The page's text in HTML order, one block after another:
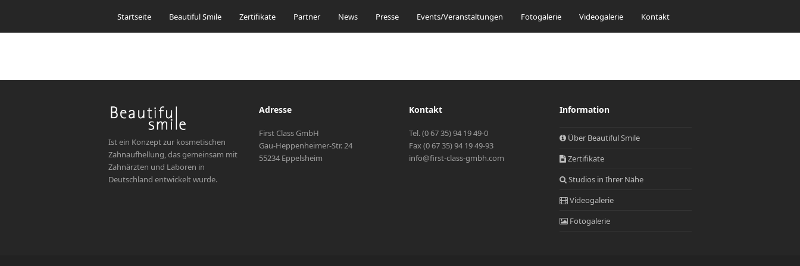
Startseite Beautiful Smile Zertifikate Partner News Presse Events/Veranstaltungen Fotogalerie Videogalerie Kontakt
Ist ein Konzept zur kosmetischen
Zahnaufhellung, das gemeinsam mit
Zahnärzten und Laboren in
Deutschland entwickelt wurde.
Adresse
First Class GmbH
Gau-Heppenheimer-Str. 24
55234 Eppelsheim
Kontakt
Tel. (0 67 35) 94 19 49-0
Fax (0 67 35) 94 19 49-93
info@first-class-gmbh.com
Information
Über Beautiful Smile
Zertifikate
Studios in Ihrer Nähe
Videogalerie
Fotogalerie